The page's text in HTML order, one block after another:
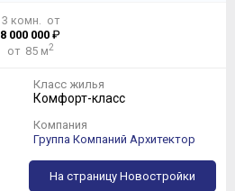
3 комн. от
8 000 000 ₽
от 85 м2
Класс жилья
Комфорт-класс
Компания
Группа Компаний Архитектор
На страницу Новостройки